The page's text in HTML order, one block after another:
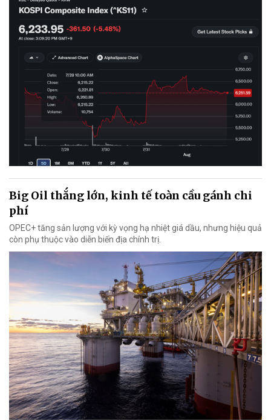
Big Oil thắng lớn, kinh tế toàn cầu gánh chi
phí
OPEC+ tăng sản lượng với kỳ vọng hạ nhiệt giá dầu, nhưng hiệu quả
còn phụ thuộc vào diễn biến địa chính trị.